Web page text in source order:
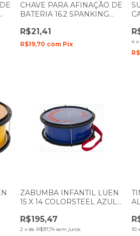
CHAVE PARA AFINAÇÃO DE
BATERIA 16.2 SPANKING
R$21,41
R$19,70 com Pix 4 x
ZABUMBA INFANTIL LUEN
15 X 14 COLORSTEEL AZUL
R$195,47
2 x de R$97,74 sem juros 10